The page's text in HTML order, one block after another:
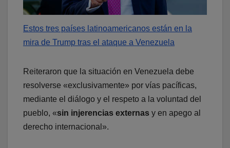
Estos tres países latinoamericanos están en la
mira de Trump tras el ataque a Venezuela
Reiteraron que la situación en Venezuela debe
resolverse «exclusivamente» por vías pacíficas,
mediante el diálogo y el respeto a la voluntad del
pueblo, «sin injerencias externas y en apego al
derecho internacional».